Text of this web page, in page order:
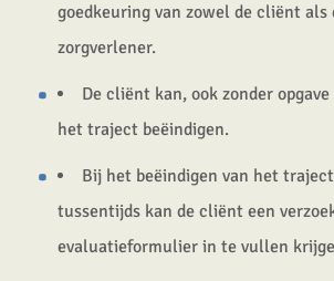
goedkeuring van zowel de cliënt als
zorgverlener.
De cliënt kan, ook zonder
het traject beëindigen.
Bij het beëindigen van het
tussentijds kan de cliënt een
evaluatieformulier in te vullen